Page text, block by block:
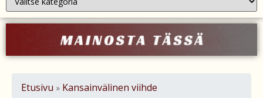
esiintymisen Kanadan MM-avauksen sijaan
Turistijuna kaatui Cártaman tapasjuhlilla – 17 loukkaantui Espanjassa
Etusivu » Kansainvälinen viihde